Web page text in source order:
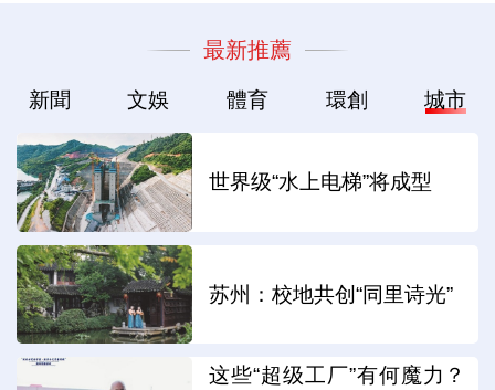
最新推薦
新聞 文娛 體育 環創 城市
世界级“水上电梯”将成型
苏州：校地共创“同里诗光”
这些“超级工厂”有何魔力？